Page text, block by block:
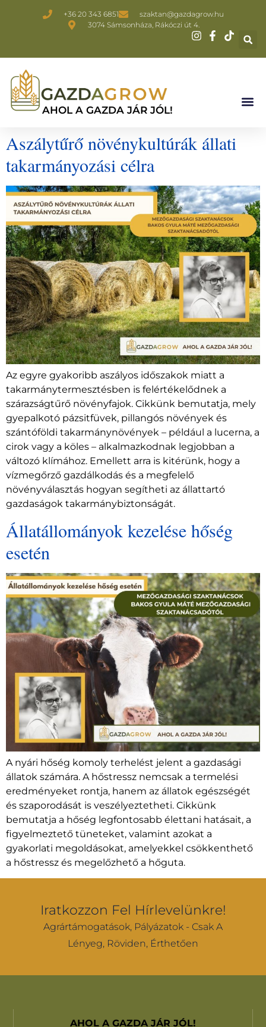
+36 20 343 6851
szaktan@gazdagrow.hu
3074 Sámsonháza, Rákóczi út 4.
AHOL A GAZDA JÁR JÓL!
Aszálytűrő növénykultúrák állati
takarmányozási célra
Az egyre gyakoribb aszályos időszakok miatt a
takarmánytermesztésben is felértékelődnek a
szárazságtűrő növényfajok. Cikkünk bemutatja, mely
gyepalkotó pázsitfüvek, pillangós növények és
szántóföldi takarmánynövények – például a lucerna, a
cirok vagy a köles – alkalmazkodnak legjobban a
változó klímához. Emellett arra is kitérünk, hogy a
vízmegőrző gazdálkodás és a megfelelő
növényválasztás hogyan segítheti az állattartó
gazdaságok takarmánybiztonságát.
Állatállományok kezelése hőség
esetén
A nyári hőség komoly terhelést jelent a gazdasági
állatok számára. A hőstressz nemcsak a termelési
eredményeket rontja, hanem az állatok egészségét
és szaporodását is veszélyeztetheti. Cikkünk
bemutatja a hőség legfontosabb élettani hatásait, a
figyelmeztető tüneteket, valamint azokat a
gyakorlati megoldásokat, amelyekkel csökkenthető
a hőstressz és megelőzhető a hőguta.
Iratkozzon Fel Hírlevelünkre!
Agrártámogatások, Pályázatok - Csak A
Lényeg, Röviden, Érthetően
AHOL A GAZDA JÁR JÓL!